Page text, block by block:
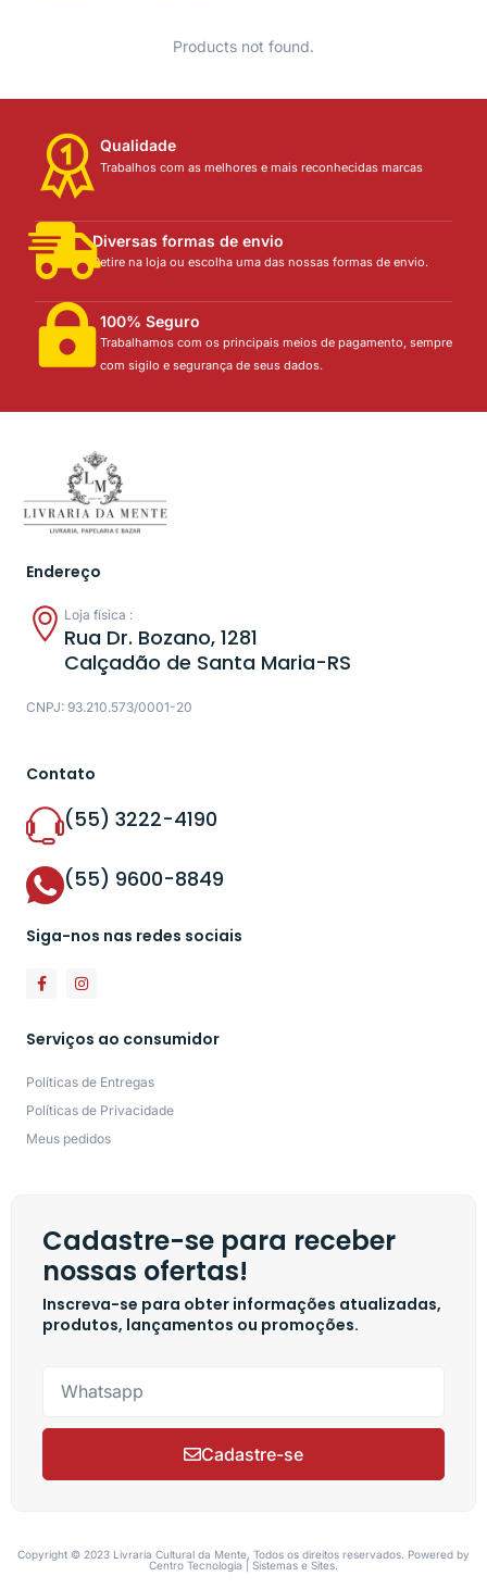
Products not found.
Qualidade
Trabalhos com as melhores e mais reconhecidas marcas
Diversas formas de envio
Retire na loja ou escolha uma das nossas formas de envio.
100% Seguro
Trabalhamos com os principais meios de pagamento, sempre
com sigilo e segurança de seus dados.
Endereço
Loja física :
Rua Dr. Bozano, 1281
Calçadão de Santa Maria-RS
CNPJ: 93.210.573/0001-20
Contato
(55) 3222-4190
(55) 9600-8849
Siga-nos nas redes sociais
Serviços ao consumidor
Políticas de Entregas
Políticas de Privacidade
Meus pedidos
Cadastre-se para receber
nossas ofertas!
Inscreva-se para obter informações atualizadas,
produtos, lançamentos ou promoções.
Cadastre-se
Copyright © 2023 Livraria Cultural da Mente, Todos os direitos reservados. Powered by
Centro Tecnologia | Sistemas e Sites.